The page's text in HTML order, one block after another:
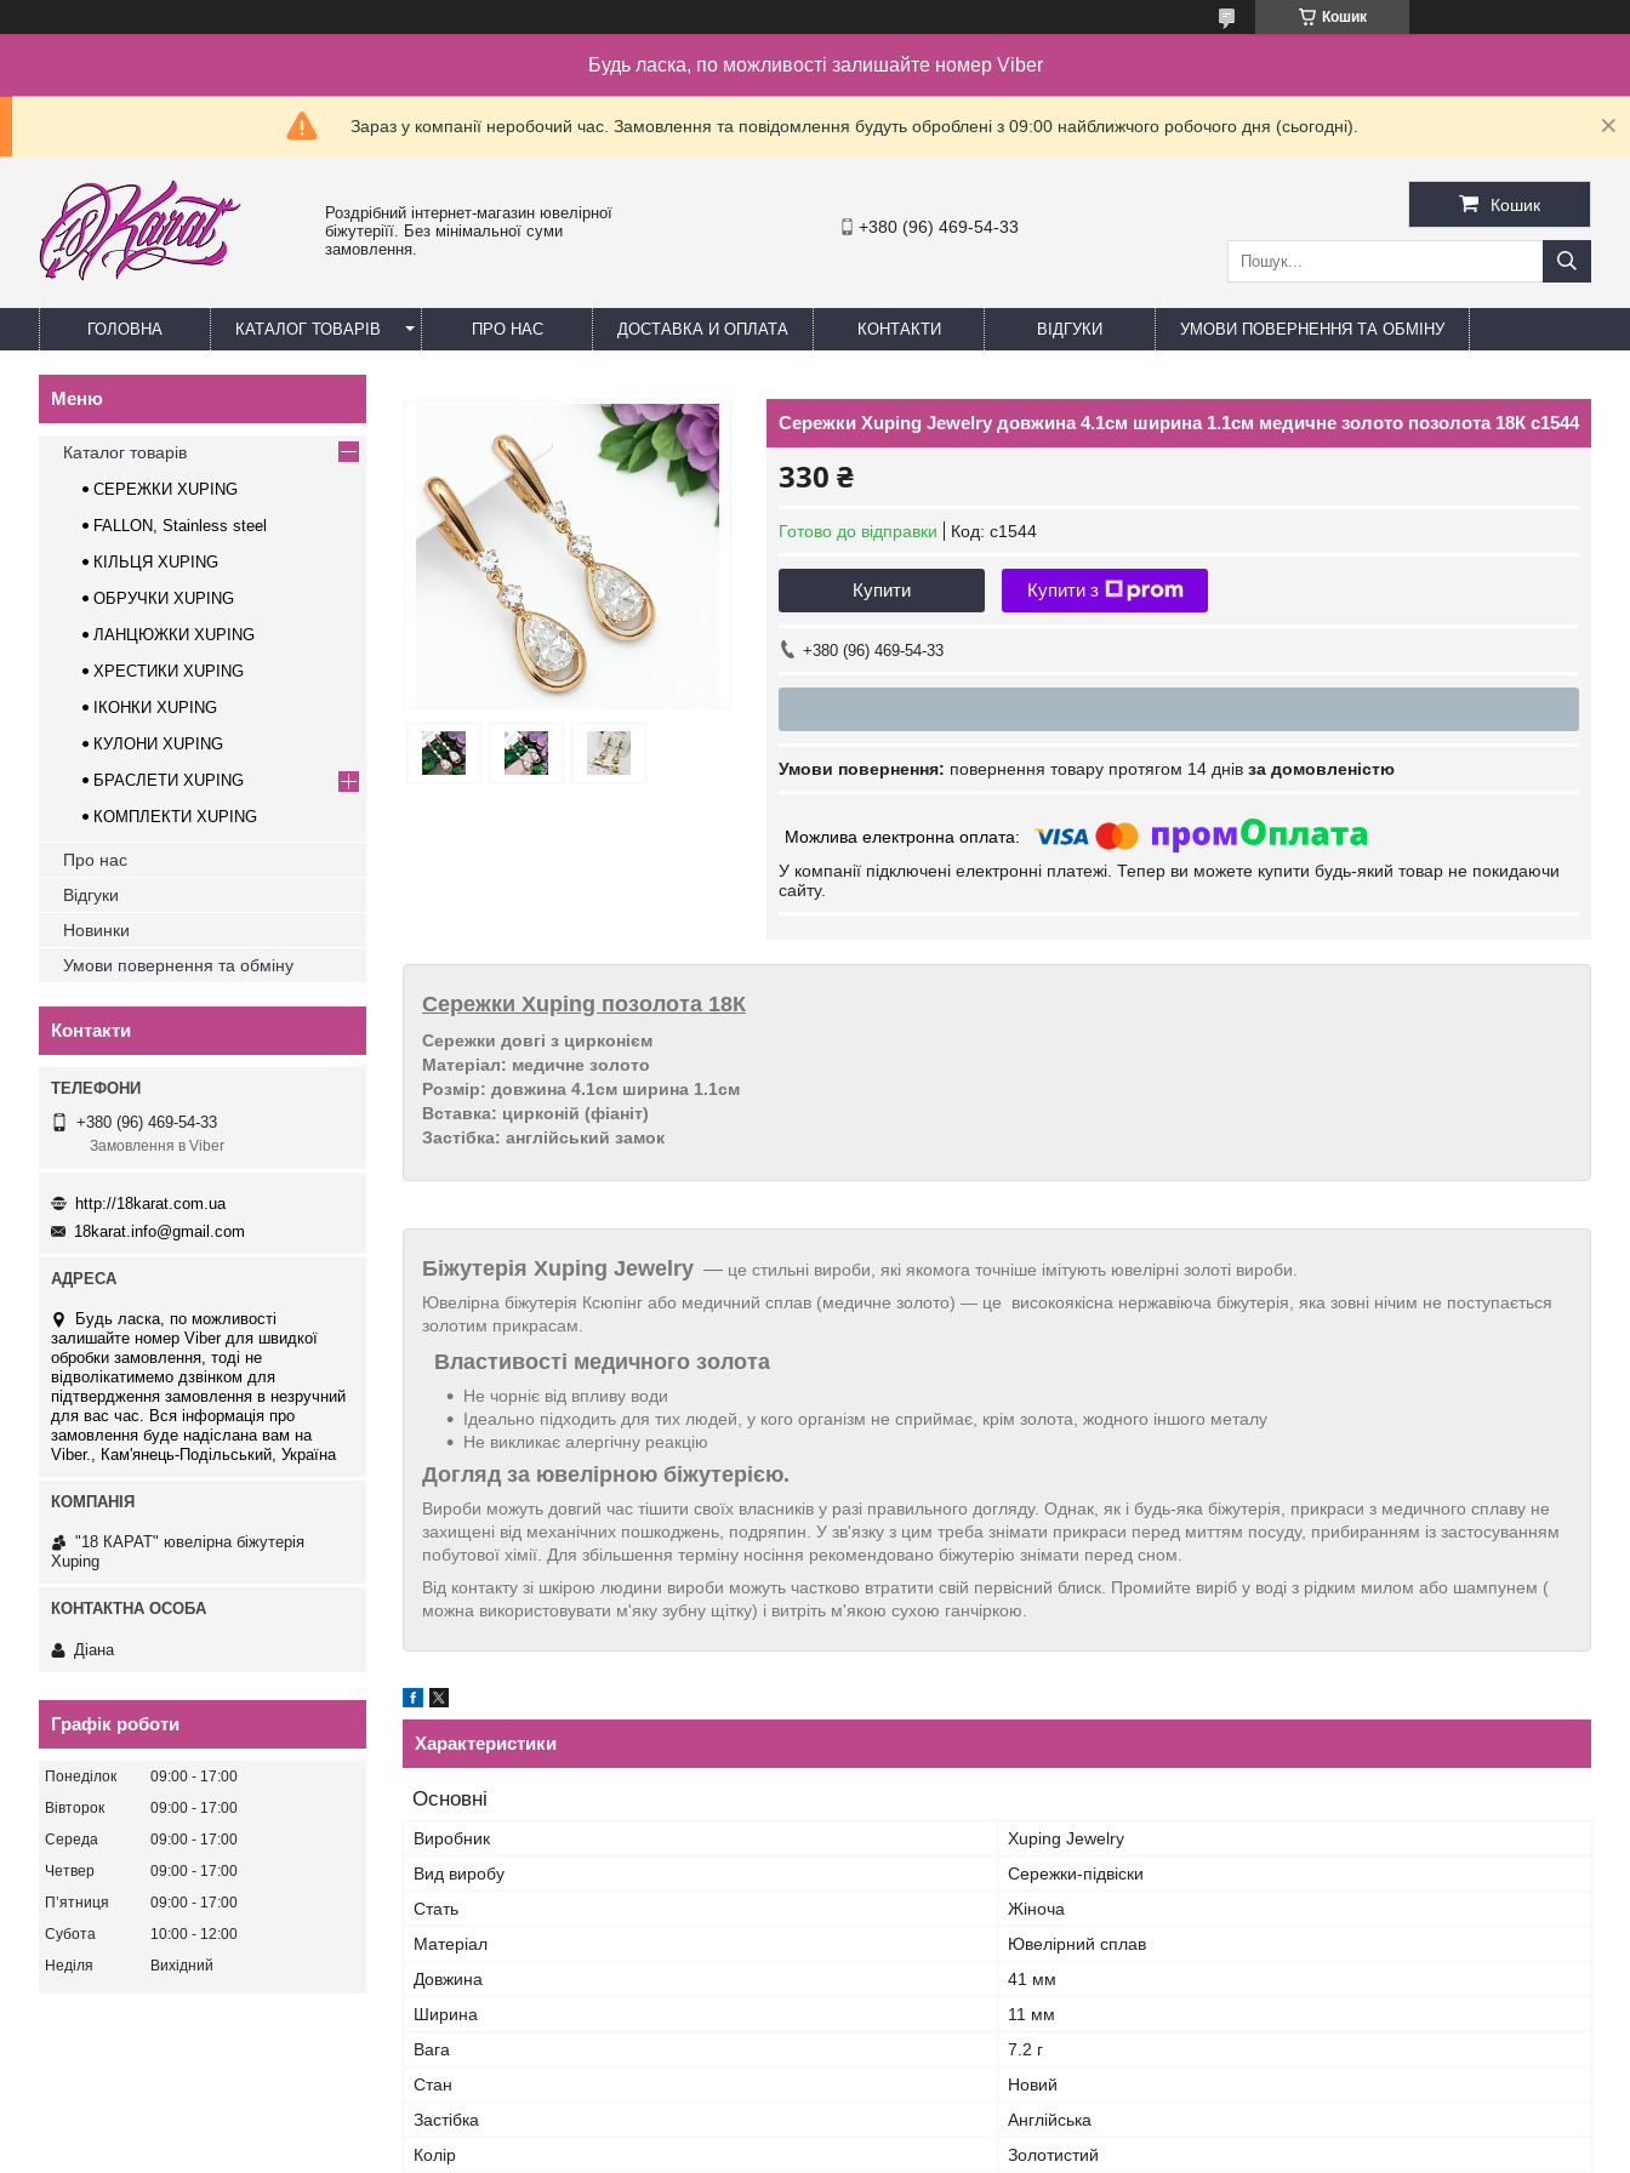
Кошик
Будь ласка, по можливості залишайте номер Viber
Зараз у компанії неробочий час. Замовлення та повідомлення будуть оброблені з 09:00 найближчого робочого дня (сьогодні).
Роздрібний інтернет-магазин ювелірної
біжутеріїї. Без мінімальної суми
замовлення.
+380 (96) 469-54-33
Кошик
ГОЛОВНА КАТАЛОГ ТОВАРІВ ПРО НАС ДОСТАВКА И ОПЛАТА КОНТАКТИ ВІДГУКИ УМОВИ ПОВЕРНЕННЯ ТА ОБМІНУ
Сережки Xuping Jewelry довжина 4.1см ширина 1.1см медичне золото позолота 18К с1544
330 ₴
Готово до відправки Код: с1544
Купити Купити з
+380 (96) 469-54-33
повернення товару протягом 14 днів за домовленістю
У компанії підключені електронні платежі. Тепер ви можете купити будь-який товар не покидаючи
сайту.
Сережки Xuping позолота 18К
Сережки довгі з цирконієм
Матеріал: медичне золото
Розмір: довжина 4.1см ширина 1.1см
Вставка: цирконій (фіаніт)
Застібка: англійський замок
Біжутерія Xuping Jewelry — це стильні вироби, які якомога точніше імітують ювелірні золоті вироби.
Ювелірна біжутерія Ксюпінг або медичний сплав (медичне золото) — це високоякісна нержавіюча біжутерія, яка зовні нічим не поступається
золотим прикрасам.
Властивості медичного золота
Не чорніє від впливу води
Ідеально підходить для тих людей, у кого організм не сприймає, крім золота, жодного іншого металу
Не викликає алергічну реакцію
Догляд за ювелірною біжутерією.
Вироби можуть довгий час тішити своїх власників у разі правильного догляду. Однак, як і будь-яка біжутерія, прикраси з медичного сплаву не
захищені від механічних пошкоджень, подряпин. У зв'язку з цим треба знімати прикраси перед миттям посуду, прибиранням із застосуванням
побутової хімії. Для збільшення терміну носіння рекомендовано біжутерію знімати перед сном.
Від контакту зі шкірою людини вироби можуть частково втратити свій первісний блиск. Промийте виріб у воді з рідким милом або шампунем (
можна використовувати м'яку зубну щітку) і витріть м'якою сухою ганчіркою.
Характеристики
Основні
Виробник
Xuping Jewelry
Вид виробу
Сережки-підвіски
Стать
Жіноча
Матеріал
Ювелірний сплав
Довжина
41 мм
Ширина
11 мм
Вага
7.2 г
Стан
Новий
Застібка
Англійська
Колір
Золотистий
Каталог товарів
СЕРЕЖКИ XUPING
FALLON, Stainless steel
КІЛЬЦЯ XUPING
ОБРУЧКИ XUPING
ЛАНЦЮЖКИ XUPING
ХРЕСТИКИ XUPING
ІКОНКИ XUPING
КУЛОНИ XUPING
БРАСЛЕТИ XUPING
КОМПЛЕКТИ XUPING
Про нас
Відгуки
Новинки
Умови повернення та обміну
Контакти
+380 (96) 469-54-33
Замовлення в Viber
http://18karat.com.ua
18karat.info@gmail.com
Будь ласка, по можливості
залишайте номер Viber для швидкої
обробки замовлення, тоді не
відволікатимемо дзвінком для
підтвердження замовлення в незручний
для вас час. Вся інформація про
замовлення буде надіслана вам на
Viber., Кам'янець-Подільський, Україна
"18 КАРАТ" ювелірна біжутерія
Xuping
Діана
Графік роботи
Понеділок 09:00
17:00
Вівторок
09:00
17:00
Середа
09:00
17:00
Четвер
09:00
17:00
Пʼятниця
09:00
17:00
Субота
10:00
12:00
Неділя
Вихідний